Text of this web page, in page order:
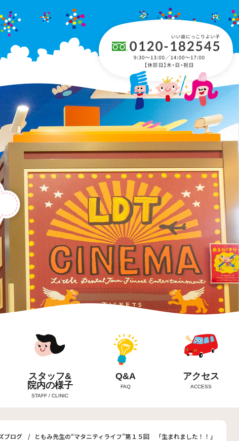
スタッフ&
院内の様子
STAFF / CLINIC
Q&A
FAQ
アクセス
ACCESS
ブログ ともみ先生の“マタニティライフ”第１５回 「生まれました！！」